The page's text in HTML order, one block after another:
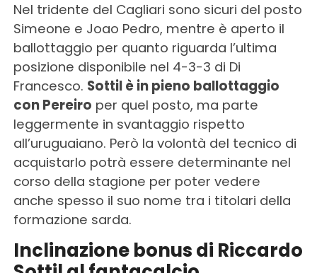
Nel tridente del Cagliari sono sicuri del posto
Simeone e Joao Pedro, mentre è aperto il
ballottaggio per quanto riguarda l’ultima
posizione disponibile nel 4-3-3 di Di
Francesco. Sottil è in pieno ballottaggio
con Pereiro per quel posto, ma parte
leggermente in svantaggio rispetto
all’uruguaiano. Però la volontà del tecnico di
acquistarlo potrà essere determinante nel
corso della stagione per poter vedere
anche spesso il suo nome tra i titolari della
formazione sarda.
Inclinazione bonus di Riccardo